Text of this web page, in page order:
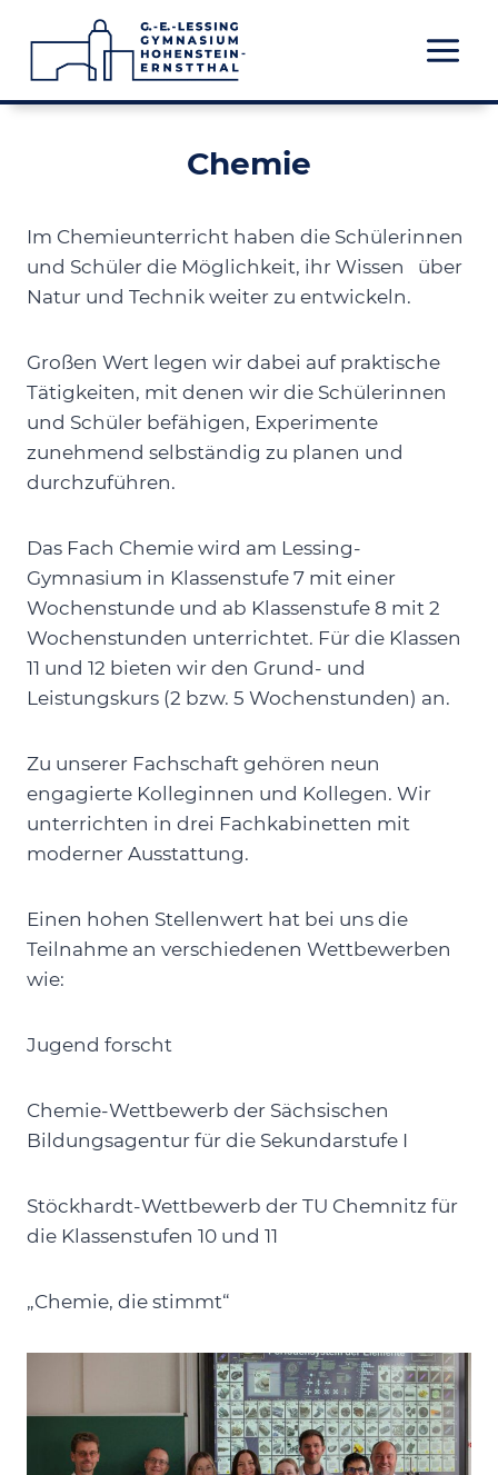
Inhalt
springen
Chemie
Im Chemieunterricht haben die Schülerinnen
und Schüler die Möglichkeit, ihr Wissen über
Natur und Technik weiter zu entwickeln.
Großen Wert legen wir dabei auf praktische
Tätigkeiten, mit denen wir die Schülerinnen
und Schüler befähigen, Experimente
zunehmend selbständig zu planen und
durchzuführen.
Das Fach Chemie wird am Lessing-
Gymnasium in Klassenstufe 7 mit einer
Wochenstunde und ab Klassenstufe 8 mit 2
Wochenstunden unterrichtet. Für die Klassen
11 und 12 bieten wir den Grund- und
Leistungskurs (2 bzw. 5 Wochenstunden) an.
Zu unserer Fachschaft gehören neun
engagierte Kolleginnen und Kollegen. Wir
unterrichten in drei Fachkabinetten mit
moderner Ausstattung.
Einen hohen Stellenwert hat bei uns die
Teilnahme an verschiedenen Wettbewerben
wie:
Jugend forscht
Chemie-Wettbewerb der Sächsischen
Bildungsagentur für die Sekundarstufe I
Stöckhardt-Wettbewerb der TU Chemnitz für
die Klassenstufen 10 und 11
„Chemie, die stimmt“